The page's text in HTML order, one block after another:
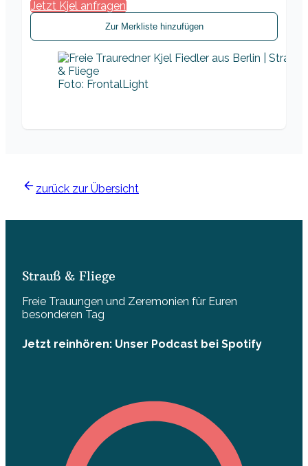
Jetzt Kjel anfragen
Zur Merkliste hinzufügen
Foto: FrontalLight
zurück zur Übersicht
Strauß & Fliege
Freie Trauungen und Zeremonien für Euren
besonderen Tag
Jetzt reinhören: Unser Podcast bei Spotify